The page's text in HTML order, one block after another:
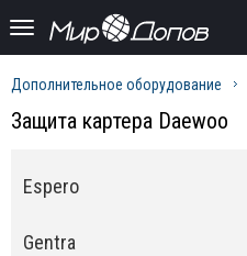
Дополнительное оборудование
Защита картера Daewoo
Espero
Gentra